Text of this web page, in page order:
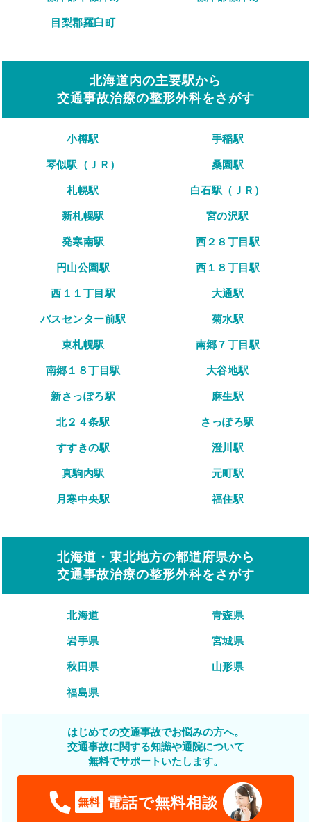
目梨郡羅臼町
北海道内の主要駅から
交通事故治療の整形外科をさがす
小樽駅
手稲駅
琴似駅（ＪＲ）
桑園駅
札幌駅
白石駅（ＪＲ）
新札幌駅
宮の沢駅
発寒南駅
西２８丁目駅
円山公園駅
西１８丁目駅
西１１丁目駅
大通駅
バスセンター前駅
菊水駅
東札幌駅
南郷７丁目駅
南郷１８丁目駅
大谷地駅
新さっぽろ駅
麻生駅
北２４条駅
さっぽろ駅
すすきの駅
澄川駅
真駒内駅
元町駅
月寒中央駅
福住駅
北海道・東北地方の都道府県から
交通事故治療の整形外科をさがす
北海道
青森県
岩手県
宮城県
秋田県
山形県
福島県
はじめての交通事故でお悩みの方へ。
交通事故に関する知識や通院について
無料でサポートいたします。
無料 電話で無料相談